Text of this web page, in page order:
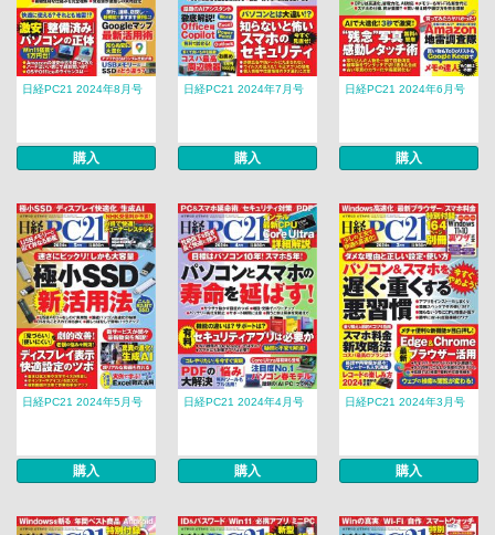
日経PC21 2024年8月号
購入
日経PC21 2024年7月号
購入
日経PC21 2024年6月号
購入
日経PC21 2024年5月号
購入
日経PC21 2024年4月号
購入
日経PC21 2024年3月号
購入